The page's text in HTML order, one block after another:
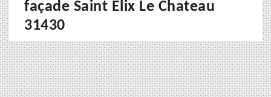
façade Saint Elix Le Chateau
31430